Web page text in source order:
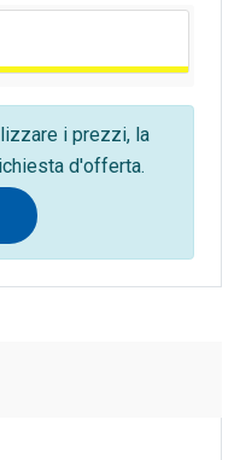
i prezzi, la
d'offerta.